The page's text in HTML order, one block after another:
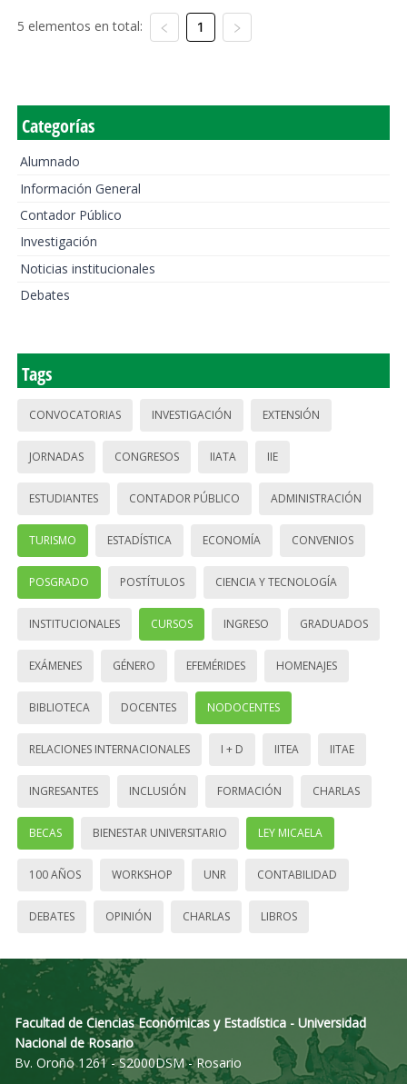
5 elementos en total: 1
Categorías
Alumnado
Información General
Contador Público
Investigación
Noticias institucionales
Debates
Tags
CONVOCATORIAS INVESTIGACIÓN EXTENSIÓN
JORNADAS CONGRESOS IIATA IIE
ESTUDIANTES CONTADOR PÚBLICO ADMINISTRACIÓN
TURISMO ESTADÍSTICA ECONOMÍA CONVENIOS
POSGRADO POSTÍTULOS CIENCIA Y TECNOLOGÍA
INSTITUCIONALES CURSOS INGRESO GRADUADOS
EXÁMENES GÉNERO EFEMÉRIDES HOMENAJES
BIBLIOTECA DOCENTES NODOCENTES
RELACIONES INTERNACIONALES I + D IITEA IITAE
INGRESANTES INCLUSIÓN FORMACIÓN CHARLAS
BECAS BIENESTAR UNIVERSITARIO LEY MICAELA
100 AÑOS WORKSHOP UNR CONTABILIDAD
DEBATES OPINIÓN CHARLAS LIBROS
Facultad de Ciencias Económicas y Estadística - Universidad
Nacional de Rosario
Bv. Oroño 1261 - S2000DSM - Rosario